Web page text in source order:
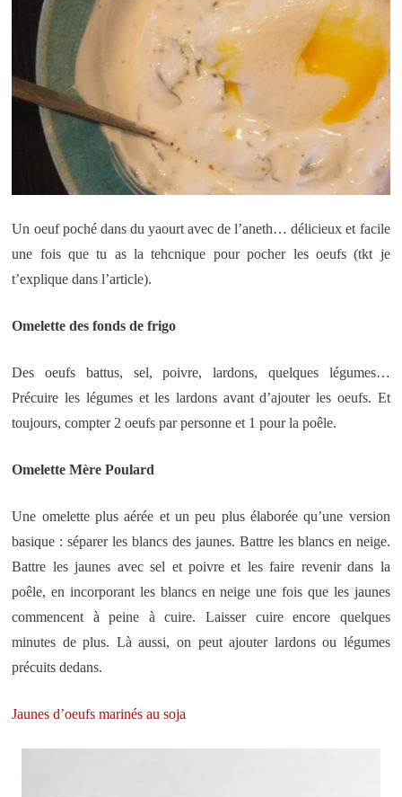
Un oeuf poché dans du yaourt avec de l’aneth… délicieux et facile
une fois que tu as la tehcnique pour pocher les oeufs (tkt je
t’explique dans l’article).
Omelette des fonds de frigo
Des oeufs battus, sel, poivre, lardons, quelques légumes…
Précuire les légumes et les lardons avant d’ajouter les oeufs. Et
toujours, compter 2 oeufs par personne et 1 pour la poêle.
Omelette Mère Poulard
Une omelette plus aérée et un peu plus élaborée qu’une version
basique : séparer les blancs des jaunes. Battre les blancs en neige.
Battre les jaunes avec sel et poivre et les faire revenir dans la
poêle, en incorporant les blancs en neige une fois que les jaunes
commencent à peine à cuire. Laisser cuire encore quelques
minutes de plus. Là aussi, on peut ajouter lardons ou légumes
précuits dedans.
Jaunes d’oeufs marinés au soja